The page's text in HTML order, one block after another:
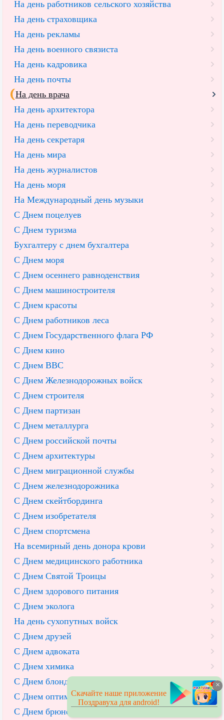
На день работников сельского хозяйства
На день страховщика
На день рекламы
На день военного связиста
На день кадровика
На день почты
На день врача
На день архитектора
На день переводчика
На день секретаря
На день мира
На день журналистов
На день моря
На Международный день музыки
С Днем поцелуев
С Днем туризма
Бухгалтеру с днем бухгалтера
С Днем моря
С Днем осеннего равноденствия
С Днем машиностроителя
С Днем красоты
С Днем работников леса
С Днем Государственного флага РФ
С Днем кино
С Днем ВВС
С Днем Железнодорожных войск
С Днем строителя
С Днем партизан
С Днем металлурга
С Днем российской почты
С Днем архитектуры
С Днем миграционной службы
С Днем железнодорожника
С Днем скейтбординга
С Днем изобретателя
С Днем спортсмена
На всемирный день донора крови
С Днем медицинского работника
С Днем Святой Троицы
С Днем здорового питания
С Днем эколога
На день сухопутных войск
С Днем друзей
С Днем адвоката
С Днем химика
С Днем блондинок
С Днем оптимизатора
С Днем брюнеток
×
Скачайте наше приложение
Поздравуха для android!